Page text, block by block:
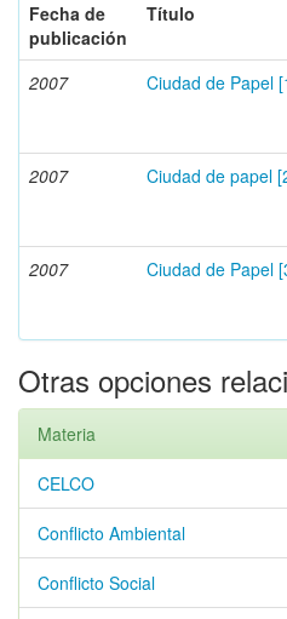
Fecha de
publicación
Título
2007 Ciudad de Papel
2007
Ciudad de papel
2007
Ciudad de Papel
Otras opciones
Materia
CELCO
Conflicto Ambiental
Conflicto Social